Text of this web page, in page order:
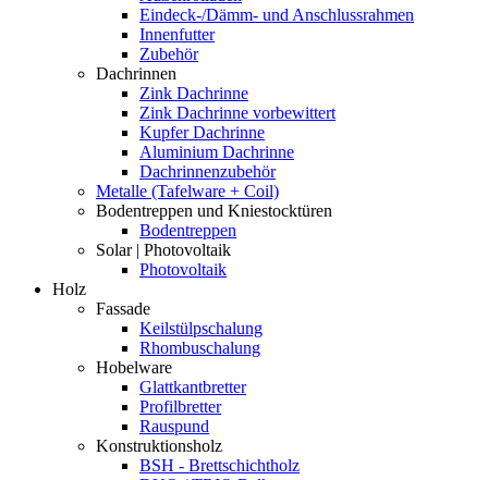
Eindeck-/Dämm- und Anschlussrahmen
Innenfutter
Zubehör
Dachrinnen
Zink Dachrinne
Zink Dachrinne vorbewittert
Kupfer Dachrinne
Aluminium Dachrinne
Dachrinnenzubehör
Metalle (Tafelware + Coil)
Bodentreppen und Kniestocktüren
Bodentreppen
Solar | Photovoltaik
Photovoltaik
Holz
Fassade
Keilstülpschalung
Rhombuschalung
Hobelware
Glattkantbretter
Profilbretter
Rauspund
Konstruktionsholz
BSH - Brettschichtholz